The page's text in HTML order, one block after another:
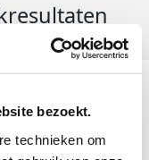
bezoekt.
technieken om